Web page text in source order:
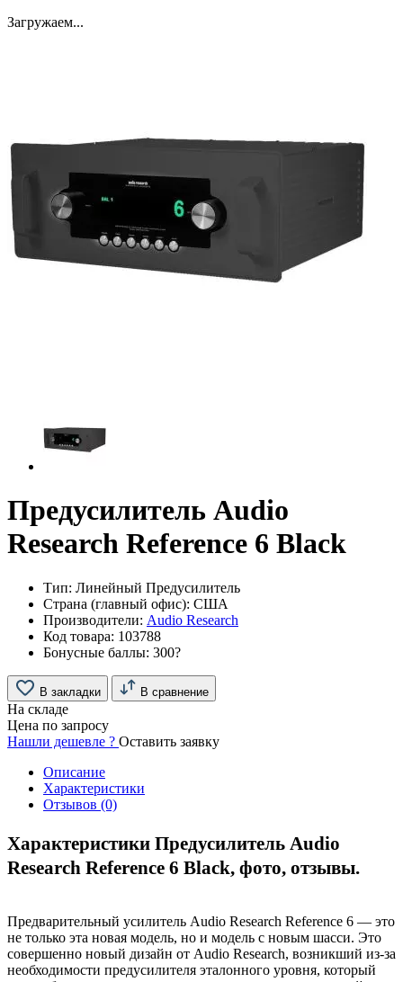
Загружаем...
Предусилитель Audio
Research Reference 6 Black
Тип: Линейный Предусилитель
Страна (главный офис): США
Производители: Audio Research
Код товара: 103788
Бонусные баллы: 300?
В закладки В сравнение
На складе
Цена по запросу
Нашли дешевле ? Оставить заявку
Описание
Характеристики
Отзывов (0)
Характеристики Предусилитель Audio
Research Reference 6 Black, фото, отзывы.
Предварительный усилитель Audio Research Reference 6 — это
не только эта новая модель, но и модель с новым шасси. Это
совершенно новый дизайн от Audio Research, возникший из-за
необходимости предусилителя эталонного уровня, который